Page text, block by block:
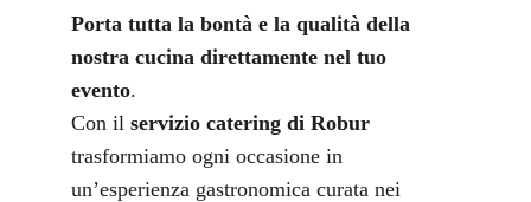
Porta tutta la bontà e la qualità della
nostra cucina direttamente nel tuo
evento.
Con il servizio catering di Robur
trasformiamo ogni occasione in
un’esperienza gastronomica curata nei